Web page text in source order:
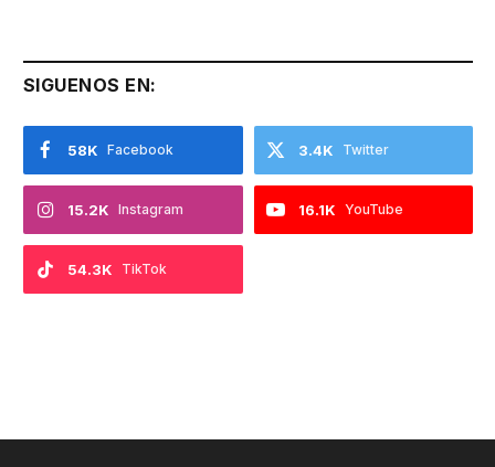
SIGUENOS EN:
Facebook
58K Twitter
3.4K
Instagram
15.2K YouTube
16.1K
TikTok
54.3K